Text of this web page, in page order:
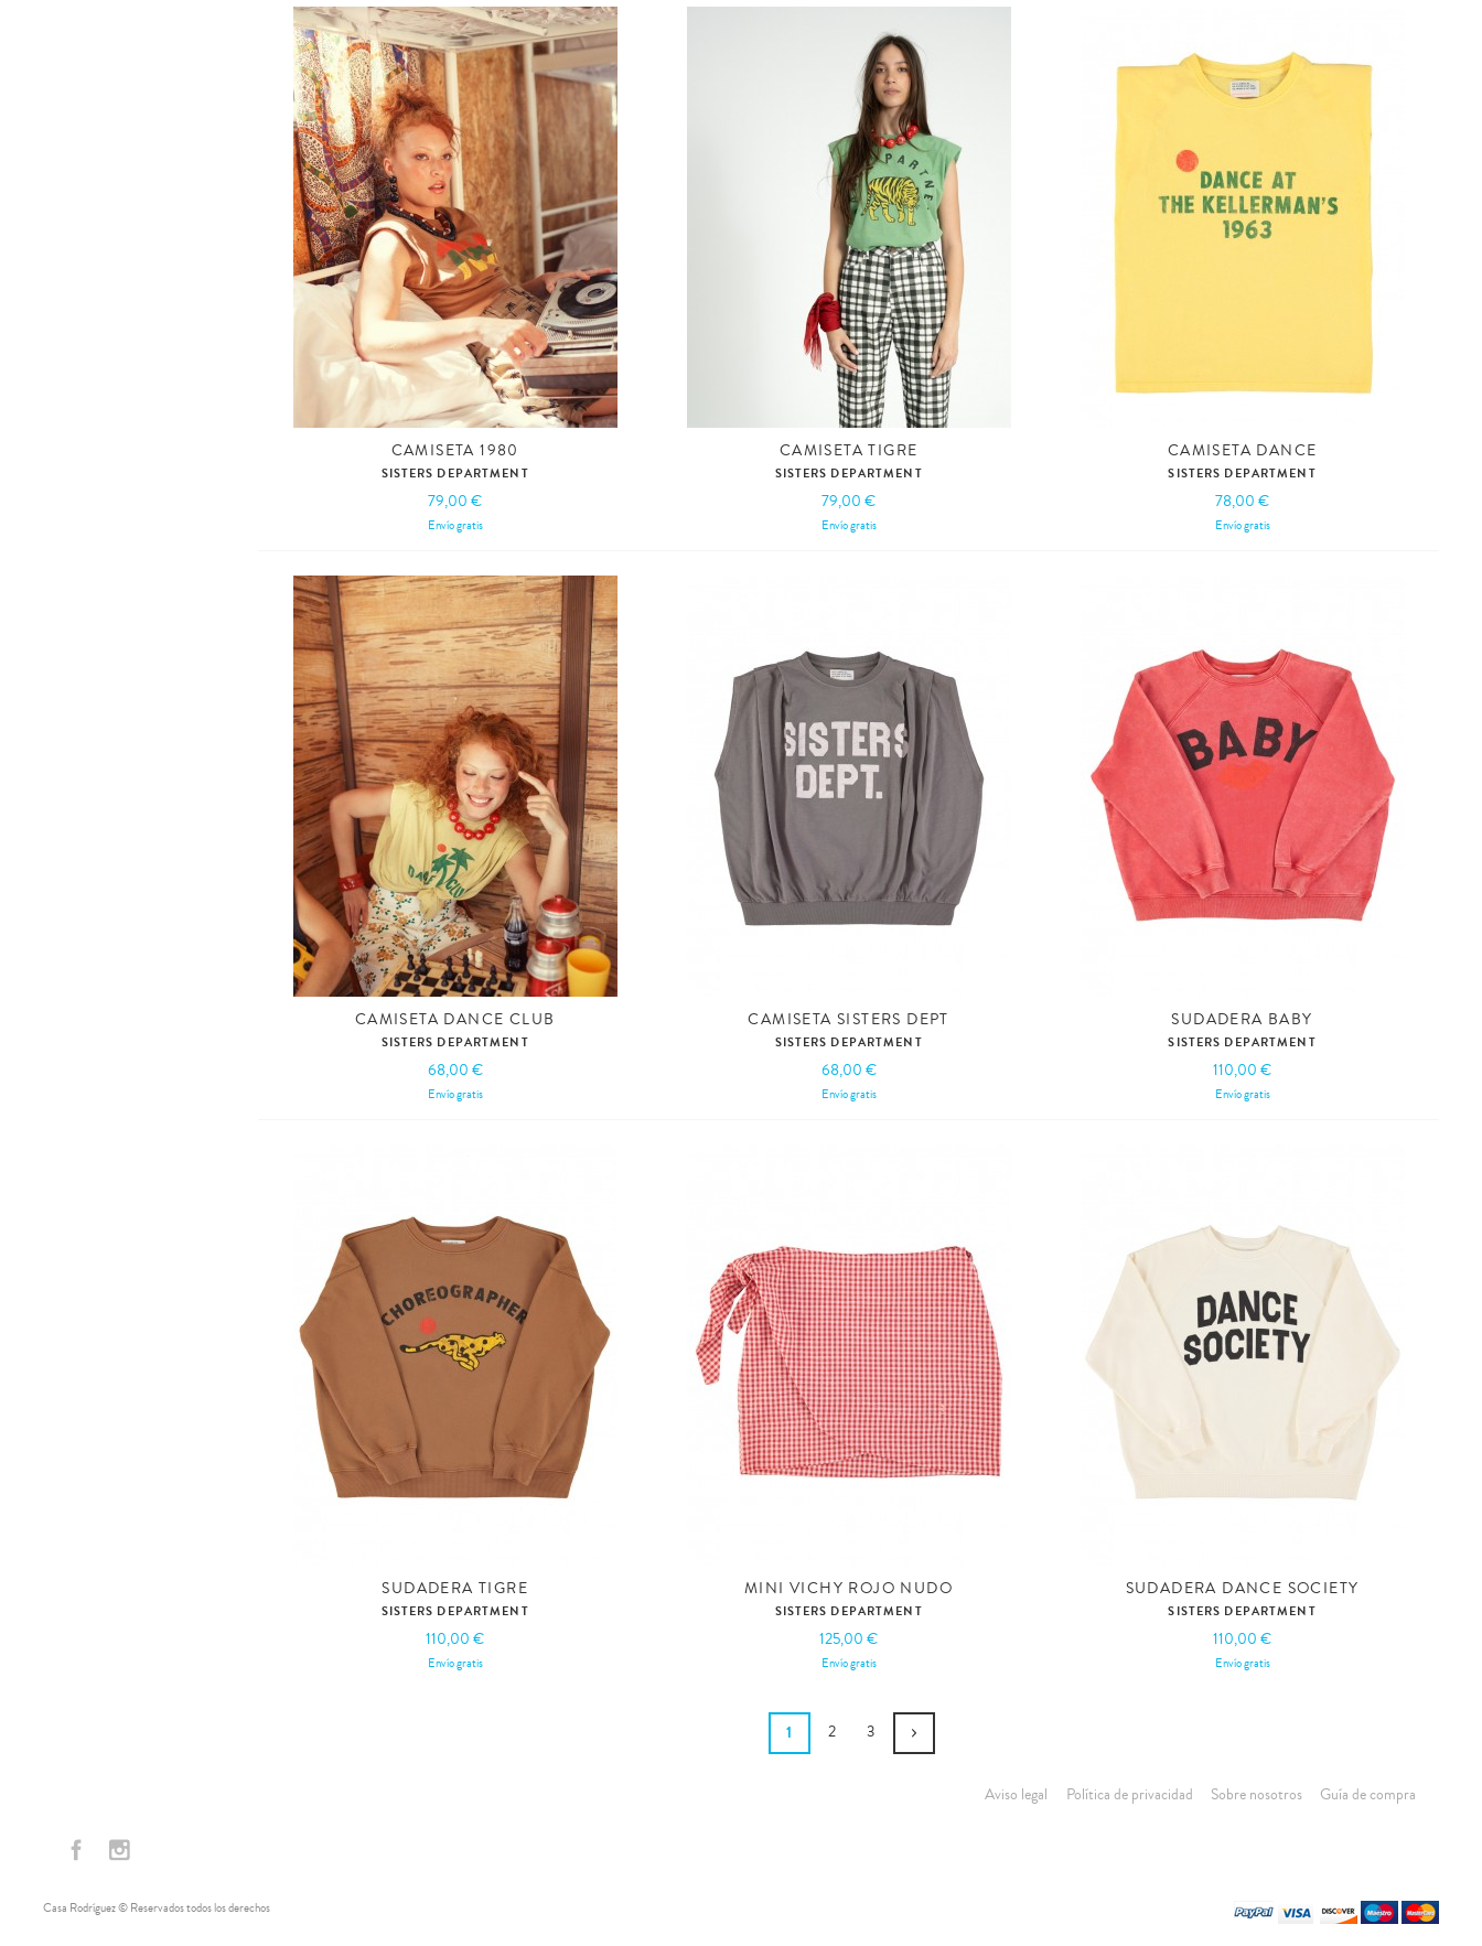
CAMISETA 1980
SISTERS DEPARTMENT
79,00 €
Envío gratis
CAMISETA TIGRE
SISTERS DEPARTMENT
79,00 €
Envío gratis
CAMISETA DANCE
SISTERS DEPARTMENT
78,00 €
Envío gratis
CAMISETA DANCE CLUB
SISTERS DEPARTMENT
68,00 €
Envío gratis
CAMISETA SISTERS DEPT
SISTERS DEPARTMENT
68,00 €
Envío gratis
SUDADERA BABY
SISTERS DEPARTMENT
110,00 €
Envío gratis
SUDADERA TIGRE
SISTERS DEPARTMENT
110,00 €
Envío gratis
MINI VICHY ROJO NUDO
SISTERS DEPARTMENT
125,00 €
Envío gratis
SUDADERA DANCE SOCIETY
SISTERS DEPARTMENT
110,00 €
Envío gratis
1 2 3
Aviso legal Política de privacidad Sobre nosotros Guía de compra
Casa Rodríguez © Reservados todos los derechos